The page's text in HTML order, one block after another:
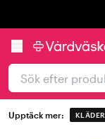
Upptäck mer: KLÄDER